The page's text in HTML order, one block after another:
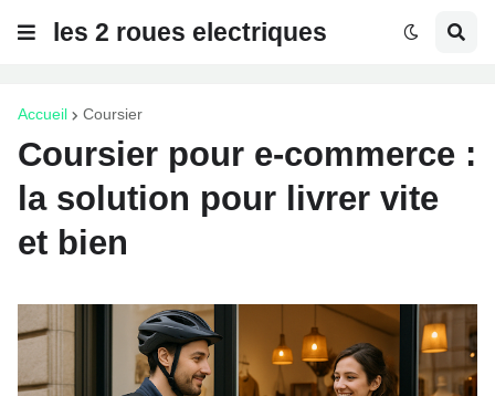
les 2 roues electriques
Accueil Coursier
Coursier pour e-commerce :
la solution pour livrer vite
et bien